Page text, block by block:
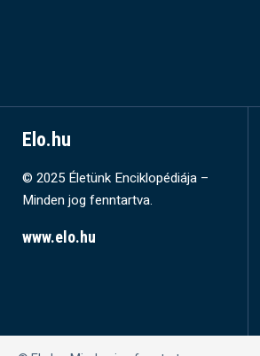
Elo.hu
© 2025 Életünk Enciklopédiája –
Minden jog fenntartva.
www.elo.hu